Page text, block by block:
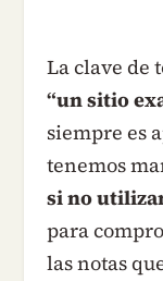
La clave de
“un sitio
siempre es
tenemos
si no
para
las notas